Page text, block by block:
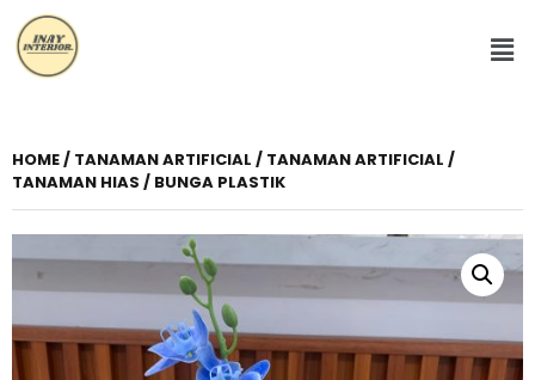
HOME/ TANAMAN ARTIFICIAL / TANAMAN ARTIFICIAL /
TANAMAN HIAS / BUNGA PLASTIK